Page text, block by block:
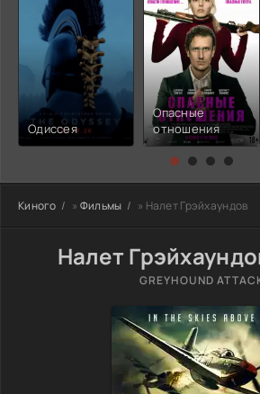
Одиссея
Опасные
отношения
Киного » Фильмы » Налет Грэйхаундов
Налет
GREYHOUND